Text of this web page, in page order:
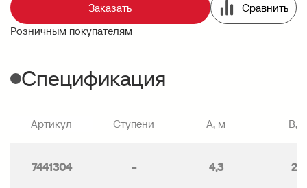
Заказать
Сравнить
Розничным покупателям
Спецификация
Артикул Ступени A, м B, м
7441304 - 4,3 2,3